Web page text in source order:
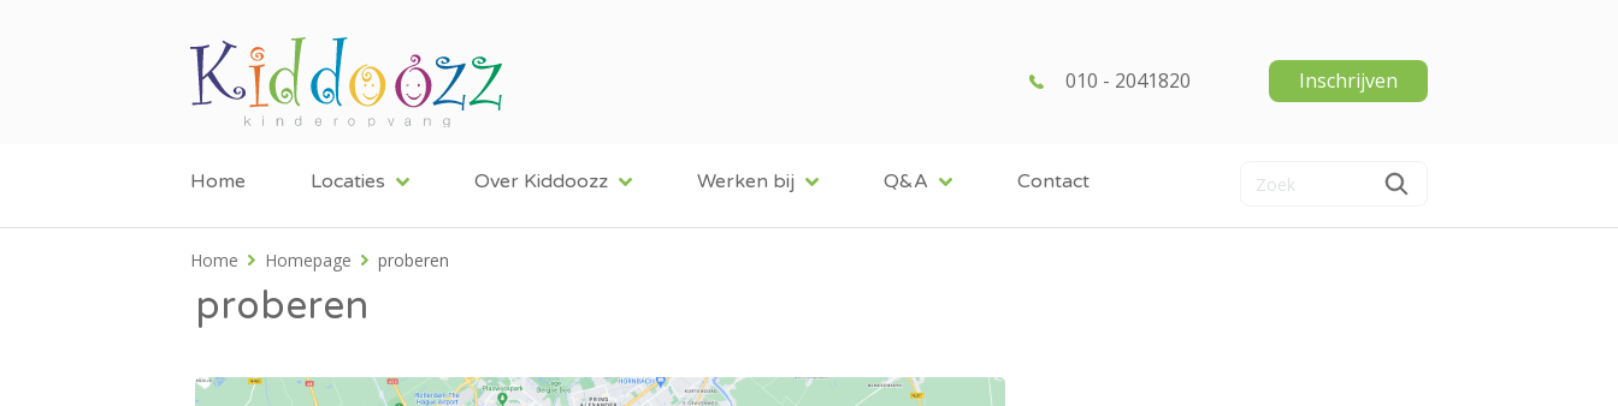
010 - 2041820 Inschrijven
Home Locaties Over Kiddoozz Werken bij Q&A Contact
Home Homepage proberen
proberen